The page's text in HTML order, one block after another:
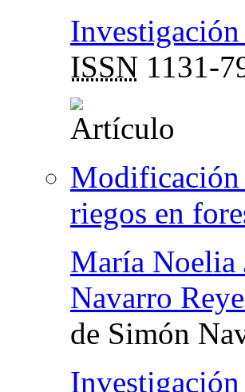
Investigación
ISSN 1131-
Modificación
riegos en
María Noelia
Navarro
de Simón
Investigación